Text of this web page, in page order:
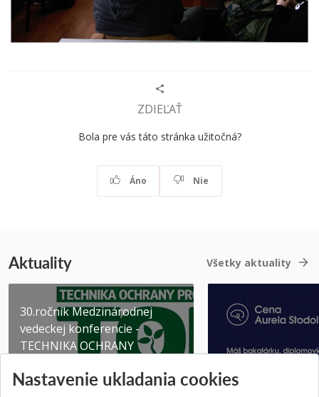
ZDIEĽAŤ
Bola pre vás táto stránka užitočná?
Áno Nie
Aktuality Všetky aktuality
30.ročník Medzinárodnej
vedeckej konferencie -
TECHNIKA OCHRANY
Pridané 03.08.2026 Pridané 07.07.2026
Nastavenie ukladania cookies